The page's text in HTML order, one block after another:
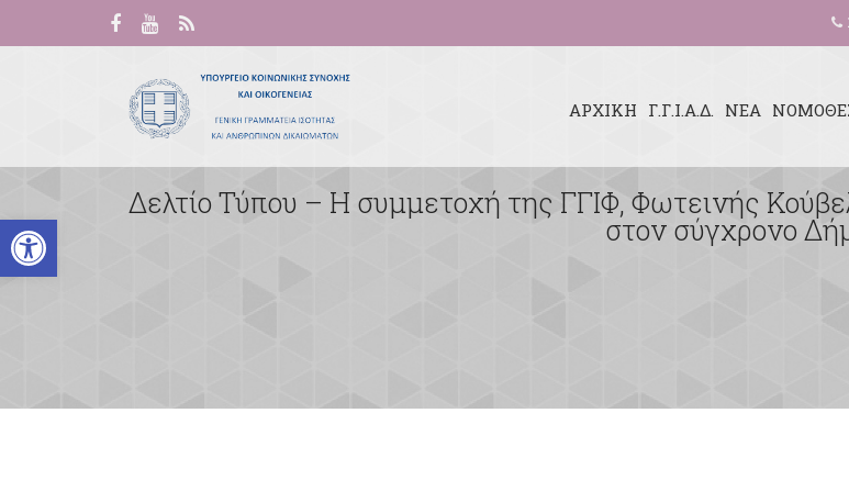
Ανοίξτε τη γραμμή εργαλείων
ΑΡΧΙΚΗ Γ.Γ.Ι.Α.Δ. ΝΕΑ
Δελτίο Τύπου – Η συμμετοχή της ΓΓΙΦ, Φωτεινής
στον σύγχρονο